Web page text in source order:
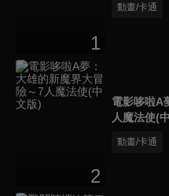
1
動畫/卡通
2
電影哆啦A
人魔法使(
動畫/卡通